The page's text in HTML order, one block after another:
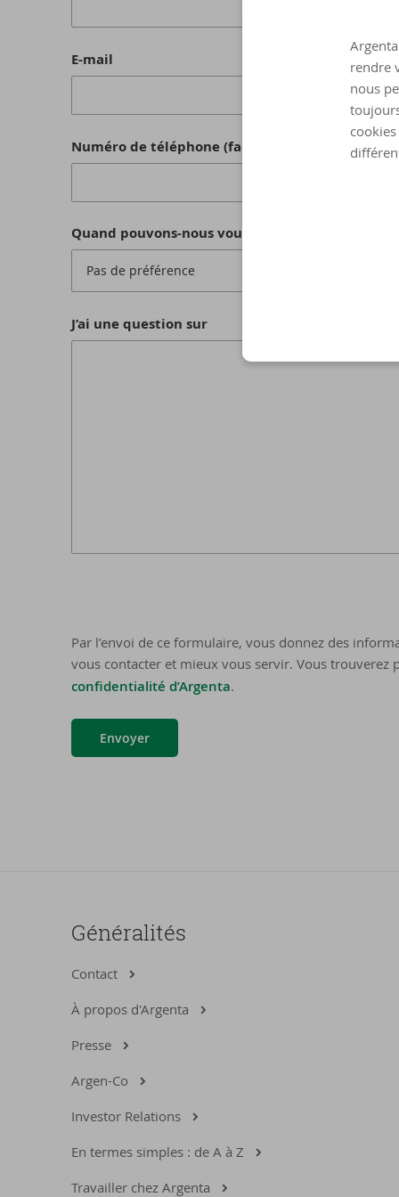
rendre
nous
E-mail
Numéro de téléphone (facultatif)
Quand pouvons-nous vous contacter ?
Pas de préférence
J’ai une question sur
Par l’envoi de ce formulaire, vous donnez des
vous contacter et mieux vous servir. Vous trouverez
confidentialité d’Argenta.
Envoyer
Généralités
Contact
À propos d'Argenta
Presse
Argen-Co
Investor Relations
En termes simples : de A à Z
Travailler chez Argenta